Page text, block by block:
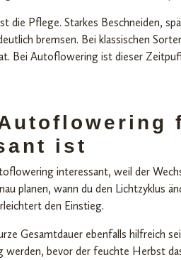
die Pflege. Starkes Beschneiden,
bremsen. Bei klassischen
Bei Autoflowering ist dieser
ist
interessant, weil der
planen, wann du den Lichtzyklus
den Einstieg.
Gesamtdauer ebenfalls hilfreich
bevor der feuchte Herbst